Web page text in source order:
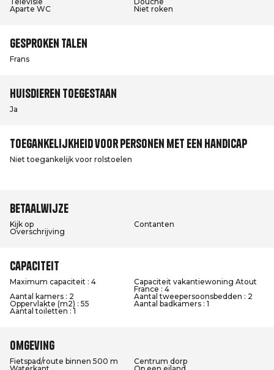
Aparte WC
Niet roken
Gesproken talen
Frans
Huisdieren toegestaan
Ja
Toegankelijkheid voor personen met een handicap
Niet toegankelijk voor rolstoelen
Betaalwijze
Kijk op
Contanten
Overschrijving
Capaciteit
Maximum capaciteit : 4
Capaciteit vakantiewoning Atout
France : 4
Aantal kamers : 2
Aantal tweepersoonsbedden : 2
Oppervlakte (m2) : 55
Aantal badkamers : 1
Aantal toiletten : 1
Omgeving
Fietspad/route binnen 500 m
Centrum dorp